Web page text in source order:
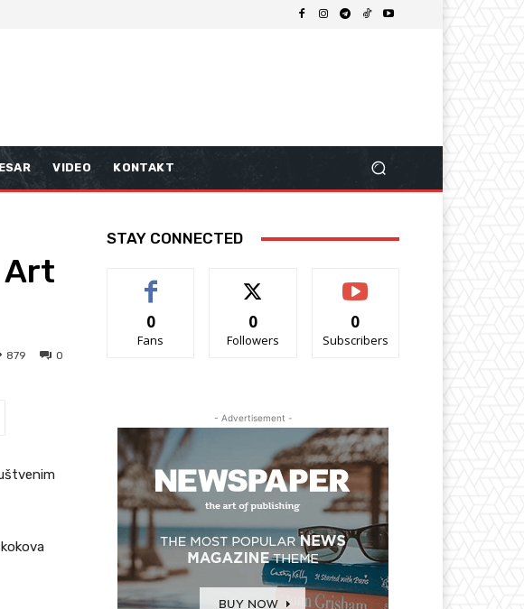
VIDEO KONTAKT
Art
0
879
STAY CONNECTED
0
Fans
0
Followers
0
Subscribers
- Advertisement -